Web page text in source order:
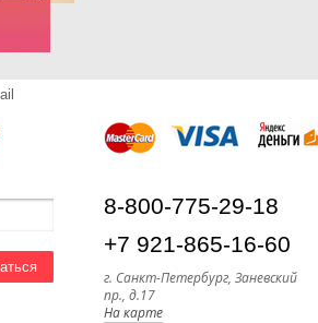
8-800-775-29-18
+7 921-865-16-60
г. Санкт-Петербург, Заневский
пр., д.17
На карте